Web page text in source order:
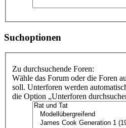
Suchoptionen
Zu durchsuchende Foren:
Wähle das Forum oder die Foren
soll. Unterforen werden
die Option „Unterforen